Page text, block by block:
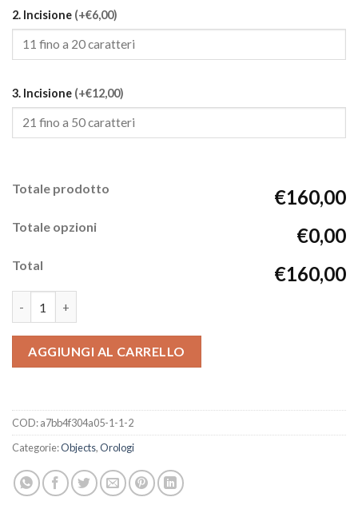
2. Incisione (+€6,00)
3. Incisione (+€12,00)
Totale prodotto €160,00
Totale opzioni €0,00
Total €160,00
AGGIUNGI AL CARRELLO
COD:a7bb4f304a05-1-1-2
Categorie:Objects,Orologi